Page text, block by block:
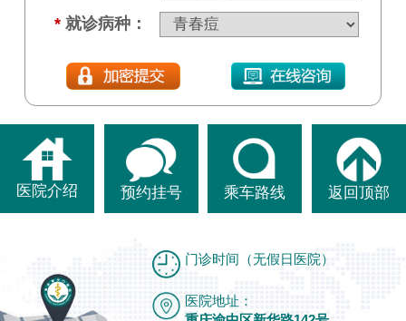
* 就诊病种：
医院介绍 预约挂号 乘车路线 返回顶部
门诊时间（无假日医院）
医院地址：